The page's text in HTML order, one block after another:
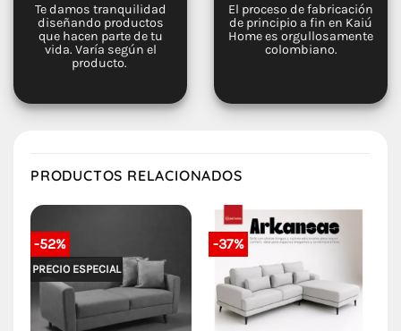
Te damos tranquilidad
diseñando productos
que hacen parte de tu
vida. Varía según el
producto.
El proceso de fabricación
de principio a fin en Kaiú
Home es orgullosamente
colombiano.
PRODUCTOS RELACIONADOS
-52%
PRECIO ESPECIAL
-37%